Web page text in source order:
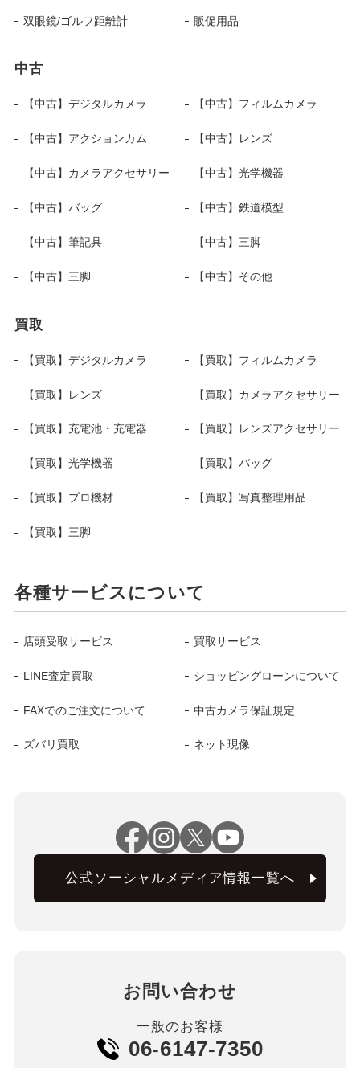
双眼鏡/ゴルフ距離計 販促用品
中古
【中古】デジタルカメラ 【中古】フィルムカメラ
【中古】アクションカム 【中古】レンズ
【中古】カメラアクセサリー 【中古】光学機器
【中古】バッグ 【中古】鉄道模型
【中古】筆記具 【中古】三脚
【中古】三脚 【中古】その他
買取
【買取】デジタルカメラ 【買取】フィルムカメラ
【買取】レンズ 【買取】カメラアクセサリー
【買取】充電池・充電器 【買取】レンズアクセサリー
【買取】光学機器 【買取】バッグ
【買取】プロ機材 【買取】写真整理用品
【買取】三脚
各種サービスについて
店頭受取サービス 買取サービス
LINE査定買取 ショッピングローンについて
FAXでのご注文について 中古カメラ保証規定
ズバリ買取 ネット現像
公式ソーシャルメディア情報一覧へ
お問い合わせ
一般のお客様
06-6147-7350